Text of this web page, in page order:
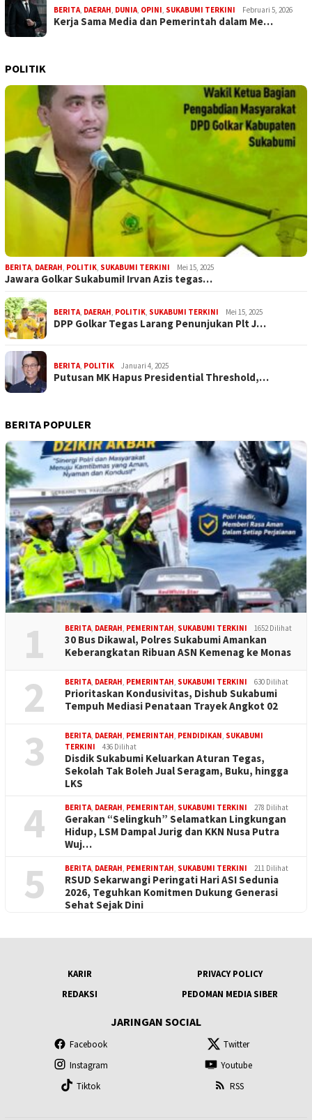
BERITA, DAERAH, DUNIA, OPINI, SUKABUMI TERKINI Februari 5, 2026
Kerja Sama Media dan Pemerintah dalam Me…
POLITIK
BERITA, DAERAH, POLITIK, SUKABUMI TERKINI Mei 15, 2025
Jawara Golkar Sukabumi! Irvan Azis tegas…
BERITA, DAERAH, POLITIK, SUKABUMI TERKINI Mei 15, 2025
DPP Golkar Tegas Larang Penunjukan Plt J…
BERITA, POLITIK Januari 4, 2025
Putusan MK Hapus Presidential Threshold,…
BERITA POPULER
1 BERITA, DAERAH, PEMERINTAH, SUKABUMI TERKINI 1652 Dilihat
30 Bus Dikawal, Polres Sukabumi Amankan
Keberangkatan Ribuan ASN Kemenag ke Monas
2 BERITA, DAERAH, PEMERINTAH, SUKABUMI TERKINI 630 Dilihat
Prioritaskan Kondusivitas, Dishub Sukabumi
Tempuh Mediasi Penataan Trayek Angkot 02
3 BERITA, DAERAH, PEMERINTAH, PENDIDIKAN, SUKABUMI
TERKINI
436 Dilihat
Disdik Sukabumi Keluarkan Aturan Tegas,
Sekolah Tak Boleh Jual Seragam, Buku, hingga
LKS
4 BERITA, DAERAH, PEMERINTAH, SUKABUMI TERKINI 278 Dilihat
Gerakan “Selingkuh” Selamatkan Lingkungan
Hidup, LSM Dampal Jurig dan KKN Nusa Putra
Wuj…
5 BERITA, DAERAH, PEMERINTAH, SUKABUMI TERKINI 211 Dilihat
RSUD Sekarwangi Peringati Hari ASI Sedunia
2026, Teguhkan Komitmen Dukung Generasi
Sehat Sejak Dini
KARIR
PRIVACY POLICY
REDAKSI
PEDOMAN MEDIA SIBER
JARINGAN SOCIAL
Facebook
Twitter
Instagram
Youtube
Tiktok
RSS